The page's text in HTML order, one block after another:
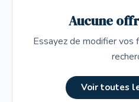
Aucune
Essayez de modifier
Voir toutes